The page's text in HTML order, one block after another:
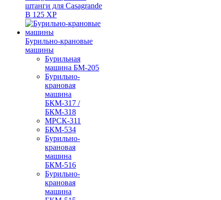
штанги для Casagrande
B 125 XP
Бурильно-крановые
машины
Бурильная
машина БМ-205
Бурильно-
крановая
машина
БКМ-317 /
БКМ-318
МРСК-311
БКМ-534
Бурильно-
крановая
машина
БКМ-516
Бурильно-
крановая
машина